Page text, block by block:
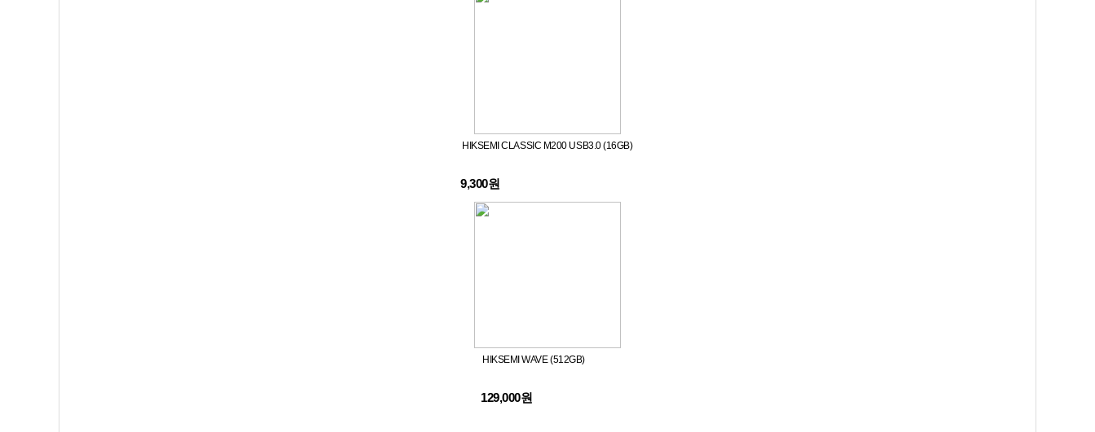
HIKSEMI CLASSIC M200 USB3.0 (16GB)
9,300원
HIKSEMI WAVE (512GB)
129,000원